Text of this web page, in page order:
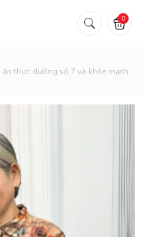
0
thực dưỡng số 7 và khỏe mạnh